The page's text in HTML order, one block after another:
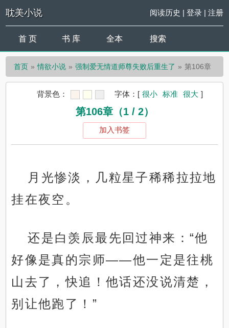
耽美小说 阅读历史 | 登录| 注册
首 页 书 库 全本 搜索
首页 情欲小说 强制爱无情道师尊失败后重生了 第106章
背景色： 字体： [ 很小 标准 很大 ]
第106章（1 / 2）
加入书签
月光惨淡，几粒星子稀稀拉拉地
挂在夜空。
还是白羡辰最先回过神来：“他
好像是真的宗师——他一定是往桃
山去了，快追！他话还没说清楚，
别让他跑了！”